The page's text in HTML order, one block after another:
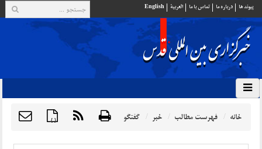
پيوند ها درباره ما تماس با ما العربية English
{ } خانه فهرست مطالب خبر گفتگو